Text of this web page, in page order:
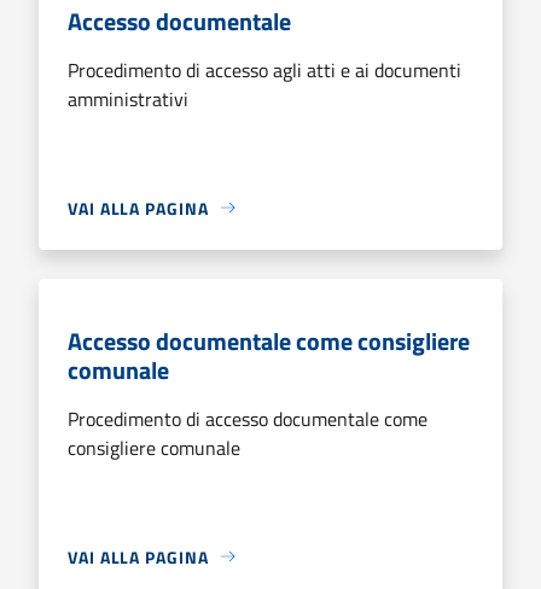
Accesso documentale
Procedimento di accesso agli atti e ai documenti
amministrativi
VAI ALLA PAGINA
Accesso documentale come consigliere
comunale
Procedimento di accesso documentale come
consigliere comunale
VAI ALLA PAGINA